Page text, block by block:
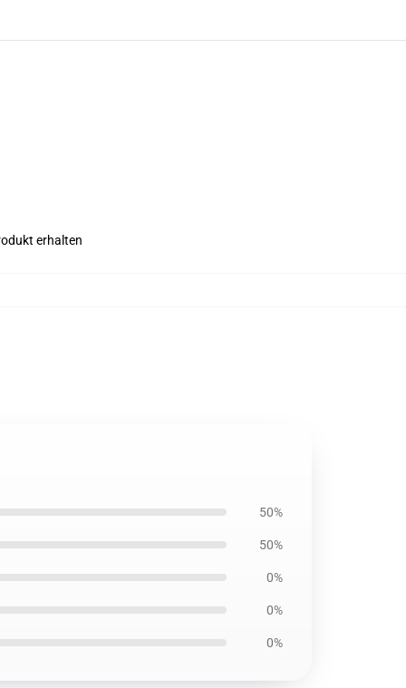
erhalten
50%
50%
0%
0%
0%